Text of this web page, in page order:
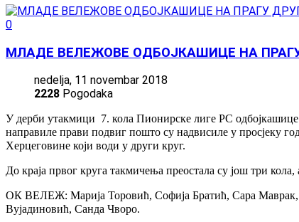
0
МЛАДЕ ВЕЛЕЖОВЕ ОДБОЈКАШИЦЕ НА
nedelja, 11 novembar 2018
2228 Pogodaka
У дерби утакмици 7. кола Пионирске лиге РС
направиле прави подвиг пошто су надвисиле у просјеку
Херцеговине који води у други круг.
До краја првог круга такмичења преостала су још три
ОК ВЕЛЕЖ: Марија Торовић, Софија Братић, Сара
Вујадиновић, Санда Чворо.